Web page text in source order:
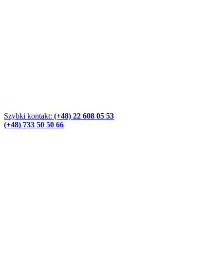
Szybki kontakt: (+48) 22 608 05 53
(+48) 733 50 50 66